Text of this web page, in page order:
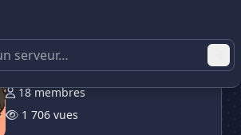
18 membres
1 706 vues
pour Himiscord
Himiscord
Himiscord